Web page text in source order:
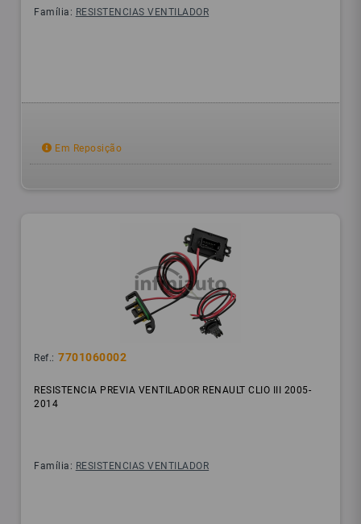
Família: RESISTENCIAS VENTILADOR
Em Reposição
Ref.: 7701060002
RESISTENCIA PREVIA VENTILADOR RENAULT CLIO III 2005-
2014
Família: RESISTENCIAS VENTILADOR